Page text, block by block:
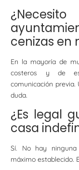
cenizas en
En la mayoría de
costeros y de
comunicación
duda.
¿Es legal
casa
Sí. No hay
máximo establecido.